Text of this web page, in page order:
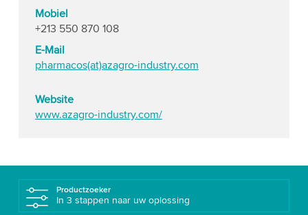
Mobiel
+213 550 870 108
E-Mail
pharmacos(at)azagro-industry.com
Website
www.azagro-industry.com/
Productzoeker
In 3 stappen naar uw oplossing